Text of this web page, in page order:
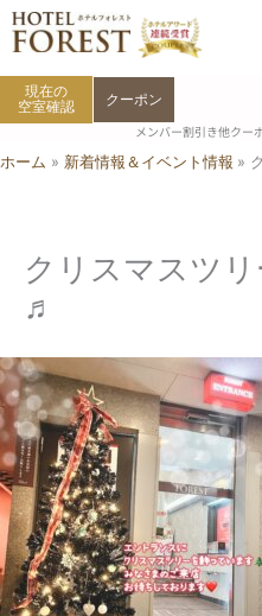
内
容
プ
現在の
空室確認
クーポン
メンバー割引き他クー
ホーム
新着情報＆イベント情報
クリスマスツ
♬